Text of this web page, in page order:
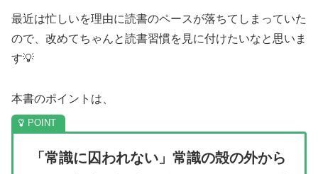
最近は忙しいを理由に読書のペースが落ちてしまっていた
ので、改めてちゃんと読書習慣を見に付けたいなと思いま
す💡
本書のポイントは、
「常識に囚われない」常識の殻の外から